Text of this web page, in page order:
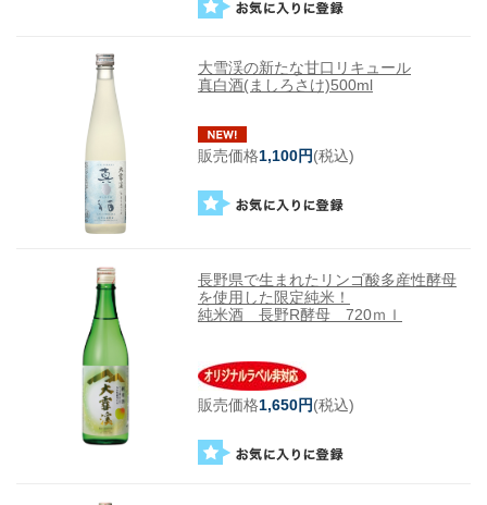
大雪渓の新たな甘口リキュール
真白酒(ましろさけ)500ml
販売価格1,100円(税込)
長野県で生まれたリンゴ酸多産性酵母
を使用した限定純米！
純米酒 長野R酵母 720ｍｌ
販売価格1,650円(税込)